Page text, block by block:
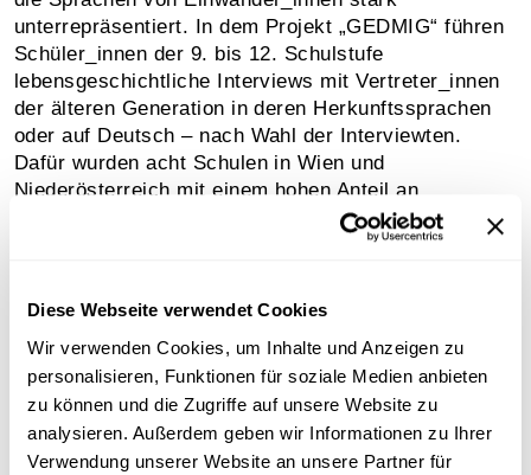
Diese Webseite verwendet Cookies
Wir verwenden Cookies, um Inhalte und Anzeigen zu
personalisieren, Funktionen für soziale Medien anbieten
zu können und die Zugriffe auf unsere Website zu
analysieren. Außerdem geben wir Informationen zu Ihrer
Verwendung unserer Website an unsere Partner für
unterrepräsentiert. In dem Projekt „GEDMIG“ führen
Schüler_innen der 9. bis 12. Schulstufe
lebensgeschichtliche Interviews mit Vertreter_innen
der älteren Generation in deren Herkunftssprachen
oder auf Deutsch – nach Wahl der Interviewten.
Dafür wurden acht Schulen in Wien und
Niederösterreich mit einem hohen Anteil an
postmigrantischen Schüler_innen ausgewählt.
Migrant_innen in mindestens 15 bis 20 Sprachen –
als Beitrag zu einem österreichischen „Archiv der
Migration“. Mit vollständiger Übersetzung werden die
Interviews in der Österreichischen Mediathek
archiviert und online zugänglich gemacht.